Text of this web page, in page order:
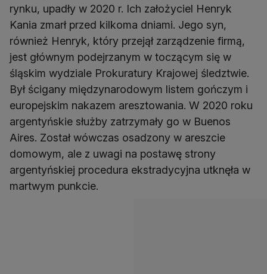
rynku, upadły w 2020 r. Ich założyciel Henryk
Kania zmarł przed kilkoma dniami. Jego syn,
również Henryk, który przejął zarządzenie firmą,
jest głównym podejrzanym w toczącym się w
śląskim wydziale Prokuratury Krajowej śledztwie.
Był ścigany międzynarodowym listem gończym i
europejskim nakazem aresztowania. W 2020 roku
argentyńskie służby zatrzymały go w Buenos
Aires. Został wówczas osadzony w areszcie
domowym, ale z uwagi na postawę strony
argentyńskiej procedura ekstradycyjna utknęła w
martwym punkcie.